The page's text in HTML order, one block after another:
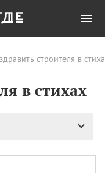
строителя в
в стихах
Все
у западных
и Глеба, во